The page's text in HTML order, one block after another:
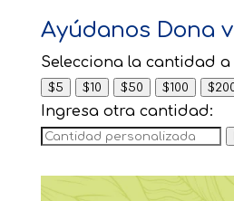
Ayúdanos Dona
Selecciona la cantidad
$5 $10 $50 $100
Ingresa otra cantidad: